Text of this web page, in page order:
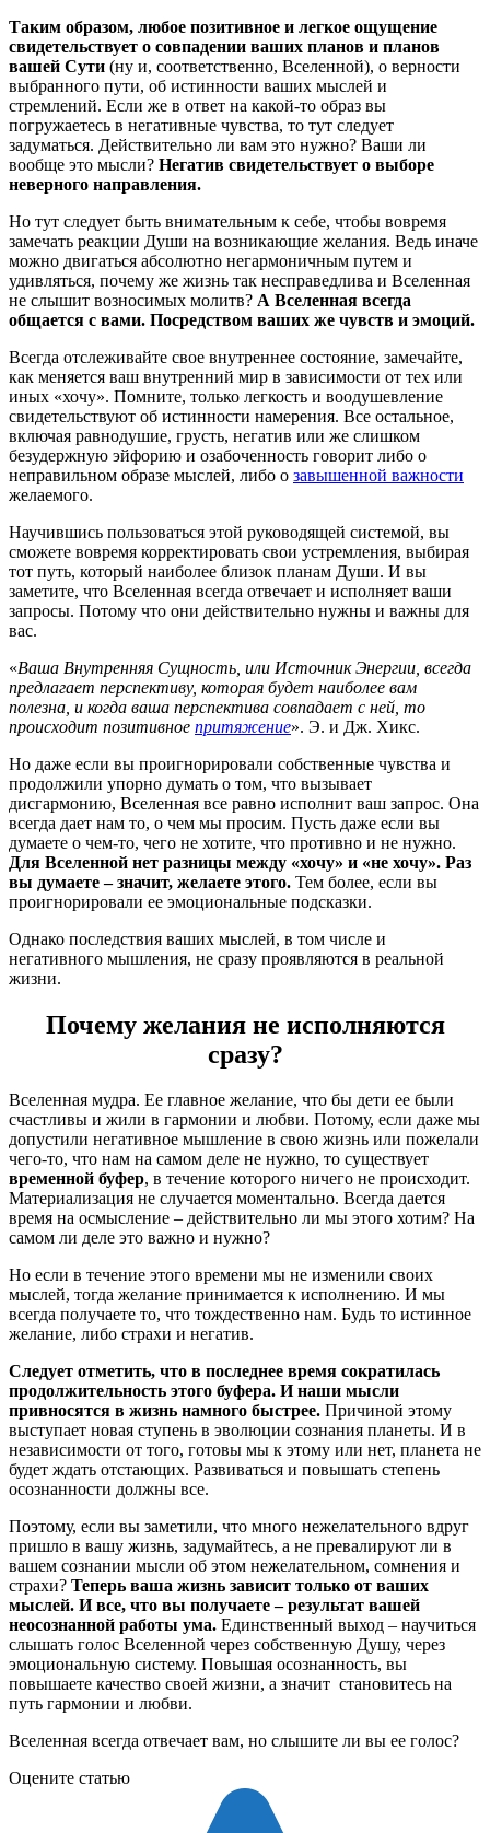
Таким образом, любое позитивное и легкое ощущение
свидетельствует о совпадении ваших планов и планов
вашей Сути (ну и, соответственно, Вселенной), о верности
выбранного пути, об истинности ваших мыслей и
стремлений. Если же в ответ на какой-то образ вы
погружаетесь в негативные чувства, то тут следует
задуматься. Действительно ли вам это нужно? Ваши ли
вообще это мысли? Негатив свидетельствует о выборе
неверного направления.
Но тут следует быть внимательным к себе, чтобы вовремя
замечать реакции Души на возникающие желания. Ведь иначе
можно двигаться абсолютно негармоничным путем и
удивляться, почему же жизнь так несправедлива и Вселенная
не слышит возносимых молитв? А Вселенная всегда
общается с вами. Посредством ваших же чувств и эмоций.
Всегда отслеживайте свое внутреннее состояние, замечайте,
как меняется ваш внутренний мир в зависимости от тех или
иных «хочу». Помните, только легкость и воодушевление
свидетельствуют об истинности намерения. Все остальное,
включая равнодушие, грусть, негатив или же слишком
безудержную эйфорию и озабоченность говорит либо о
неправильном образе мыслей, либо о завышенной важности
желаемого.
Научившись пользоваться этой руководящей системой, вы
сможете вовремя корректировать свои устремления, выбирая
тот путь, который наиболее близок планам Души. И вы
заметите, что Вселенная всегда отвечает и исполняет ваши
запросы. Потому что они действительно нужны и важны для
вас.
«Ваша Внутренняя Сущность, или Источник Энергии, всегда
предлагает перспективу, которая будет наиболее вам
полезна, и когда ваша перспектива совпадает с ней, то
происходит позитивное притяжение». Э. и Дж. Хикс.
Но даже если вы проигнорировали собственные чувства и
продолжили упорно думать о том, что вызывает
дисгармонию, Вселенная все равно исполнит ваш запрос. Она
всегда дает нам то, о чем мы просим. Пусть даже если вы
думаете о чем-то, чего не хотите, что противно и не нужно.
Для Вселенной нет разницы между «хочу» и «не хочу». Раз
вы думаете – значит, желаете этого. Тем более, если вы
проигнорировали ее эмоциональные подсказки.
Однако последствия ваших мыслей, в том числе и
негативного мышления, не сразу проявляются в реальной
жизни.
Почему желания не исполняются
сразу?
Вселенная мудра. Ее главное желание, что бы дети ее были
счастливы и жили в гармонии и любви. Потому, если даже мы
допустили негативное мышление в свою жизнь или пожелали
чего-то, что нам на самом деле не нужно, то существует
временной буфер, в течение которого ничего не происходит.
Материализация не случается моментально. Всегда дается
время на осмысление – действительно ли мы этого хотим? На
самом ли деле это важно и нужно?
Но если в течение этого времени мы не изменили своих
мыслей, тогда желание принимается к исполнению. И мы
всегда получаете то, что тождественно нам. Будь то истинное
желание, либо страхи и негатив.
Следует отметить, что в последнее время сократилась
продолжительность этого буфера. И наши мысли
привносятся в жизнь намного быстрее. Причиной этому
выступает новая ступень в эволюции сознания планеты. И в
независимости от того, готовы мы к этому или нет, планета не
будет ждать отстающих. Развиваться и повышать степень
осознанности должны все.
Поэтому, если вы заметили, что много нежелательного вдруг
пришло в вашу жизнь, задумайтесь, а не превалируют ли в
вашем сознании мысли об этом нежелательном, сомнения и
страхи? Теперь ваша жизнь зависит только от ваших
мыслей. И все, что вы получаете – результат вашей
неосознанной работы ума. Единственный выход – научиться
слышать голос Вселенной через собственную Душу, через
эмоциональную систему. Повышая осознанность, вы
повышаете качество своей жизни, а значит становитесь на
путь гармонии и любви.
Вселенная всегда отвечает вам, но слышите ли вы ее голос?
Оцените статью